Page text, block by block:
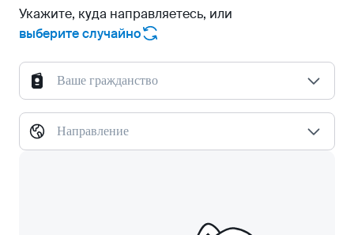
Укажите, куда направляетесь, или
выберите случайно
Ваше гражданство
Направление